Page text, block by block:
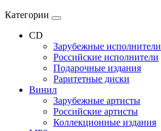
Категории
CD
Зарубежные исполнители
Российские исполнители
Подарочные издания
Раритетные диски
Винил
Зарубежные артисты
Российские артисты
Коллекционные издания